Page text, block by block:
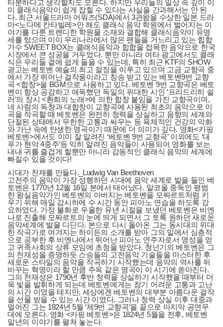
타분하다고 생각할지도 모른다. 하지만 우리들의 일상 속 깊이 이
미 클래식음악이 쉽게 잡힐 수 있다는 사실을 간과해서는 안 된
다. 최근 서울드라마 어워즈(SDA)에서 3관왕을 수상한 일본 드라
마<노다메 칸타빌레>만 해도 클래식 음악 학원에서 벌어지는 이
야기를 다룬 트렌디한 학원물 소재와 결합해 클래식음악이 유명
세를 탔으며 이미 우리나라에서 많은 팬들을 거느리고 있는 힙합
가수 SWEET BOX는 클래식음악과 힙합을 접목한 음악으로 한국
시장에서 큰 성공을 거두었다. 뿐만 아니라 여타 광고에서도 클래
식은 우리들 곁에 쉽게 들을 수 있는데, 특히 최근 KTF의 SHOW
광고는 베토벤 예술의 최고 절정을 이루고 있으며 고금 교향곡 중
에서 가장 뛰어난 걸작품이라고 칭송 받고 있는 베토벤9번 교향
곡 <합창>을 BGM으로 사용하고 있다. 베토벤 9번 교향곡은 베토
벤이 항상 공감하고 애독했던 독일의 위대한 시인 ‘프리드리히 쉴
러’의 장시 <환희의 노래>에 의한 합창 붙임을 가진 교향곡이며,
네 사람의 독창과 대합창이 교향곡에 사용된 최초의 음악으로 이
곡을 작곡할 때 베토벤은 완전히 청력을 상실하고 음향의 세계와
단절된 상태에서 무한한 고통과 싸우는 등 육체적인 건강의 악화
와 가난 속에 탄생한 명곡이기 때문에 더 의미가 깊다. 영화<카핑
베토벤>에서도 이미 잘 알려진 ‘베토벤 9번 교향곡’ 이외에도 ‘대
푸가 현악 4중주’등 익히 알려진 음악들이 사용되어 영화를 보는
내내 귀를 즐겁게 할뿐만 아니라 감동적인 클래식 음악의 세계에
빠질수 있을 것이다!
시대가 천재를 만들다._Ludwig Van Beethoven
고전주의 음악이 가장 성행하던 시대에 음악 세계로 발을 들인 베
토벤은 1770년 12월 16일 본에서 태어났다. 알코올 중독인 평범
한 왕실음악가인 베토벤의 아버지는 베토벤을 모짜르트처럼 키
우기 위해 매일 감시하에 수 시간 동안 피아노 연습을 하도록 강
요하였다. 가정 불화로 우울한 유년 시절을 보냈던 베토벤은 비엔
나로 진출해 모짜르트의 눈에 띄게 되면서 그 토록 원하던 새로운
음악세계에 발을 디딘다. 본으로 다시 돌아온 그는 동시대의 위대
한 작곡가로 여겨지는 하이든의 소개를 받아 그의 밑에서 심층적
으로 공부한 후 비엔나에서 뛰어난 피아노 연주자로서 명성을 얻
고 귀족사회의 상류 모임에 초청을 받았다. 청넌기의 베토벤은 그
의 천재성을 증명하듯 스승들의 고전음악 기술들을 마스터한 후
새로운 스타일의 음악을 작곡하기 시작했는데 음악의 역사를 뒤
바꾸는 혁명이라 할 만큼 주옥 같은 명곡이 이 시기에 쏟아진다.
그의 천재성은 1790년 후반 청력을 상실하기 시작했을 때부터 더
욱 빛을 발휘하게 되는데 베토벤에게는 참기 어려운 고통과 고난
의 시간 이였을 테지만, 세상에겐 베토벤의 대부분 아름다운 걸작
을 선물 받을 수 있는 시간 이였다. 그러나 청력 상실 이후 대중과
멀어진 그는 1824년 5월 ‘제9번 교향곡’을 끝으로 마지막 공연무
대에 오른다. 영화 <카핑 베토벤>은 1824년 5월을 전후, 베토벤
말년의 이야기를 펼쳐 놓는다.